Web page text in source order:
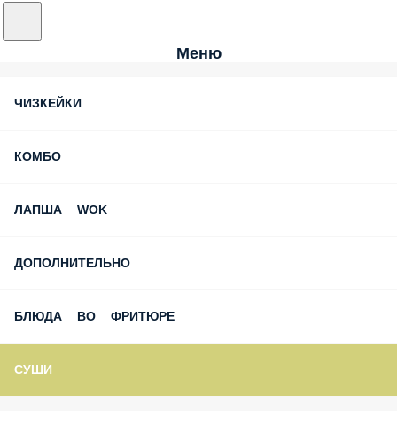
Меню
ЧИЗКЕЙКИ
КОМБО
ЛАПША WOK
ДОПОЛНИТЕЛЬНО
БЛЮДА ВО ФРИТЮРЕ
СУШИ